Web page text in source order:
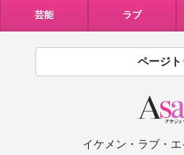
芸能 ラブ
ページ
イケメン・ラブ・